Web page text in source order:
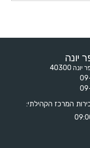
יונה
המרכז הקהילתי: